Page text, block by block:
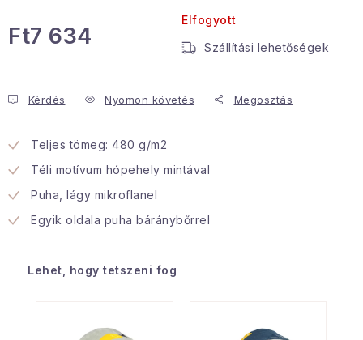
Januári akció
A személyes adatok védelmének feltételei
Kereskedelem feltételes
Érintkezés
Rólunk
Ft7 634
Elfogyott
Szállítási lehetőségek
Kérdés Nyomon követés Megosztás
Teljes tömeg: 480 g/m2
Téli motívum hópehely mintával
Puha, lágy mikroflanel
Egyik oldala puha báránybőrrel
Lehet, hogy tetszeni fog